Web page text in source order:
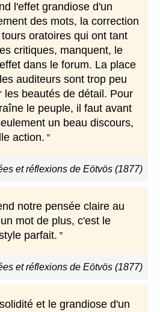
l'effet grandiose d'un
des mots, la correction
oratoires qui ont tant
critiques, manquent, le
dans le forum. La place
auditeurs sont trop peu
les beautés de détail. Pour
le peuple, il faut avant
un beau discours,
action.
et réflexions de Eötvös (1877)
notre pensée claire au
mot de plus, c'est le
parfait.
et réflexions de Eötvös (1877)
et le grandiose d'un